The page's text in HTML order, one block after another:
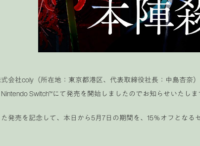
会社coly（所在地：東京都港区、代表取締役社長：中島杏奈
Switch™にて発売を開始しましたのでお知らせいたしま
た発売を記念して、本日から5月7日の期間を、15％オフとなる